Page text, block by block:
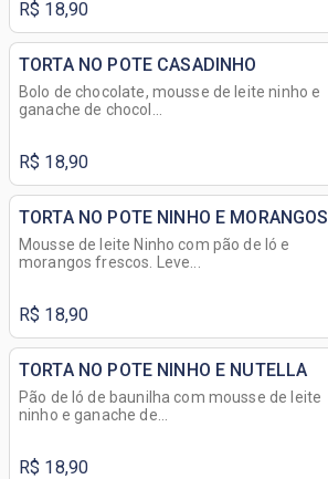
R$ 18,90
TORTA NO POTE CASADINHO
Bolo de chocolate, mousse de leite ninho e
ganache de chocol...
R$ 18,90
TORTA NO POTE NINHO E MORANGOS
Mousse de leite Ninho com pão de ló e
morangos frescos. Leve...
R$ 18,90
TORTA NO POTE NINHO E NUTELLA
Pão de ló de baunilha com mousse de leite
ninho e ganache de...
R$ 18,90